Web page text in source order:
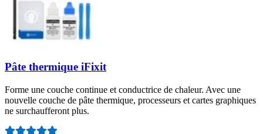
Pâte thermique iFixit
Forme une couche continue et conductrice de chaleur. Avec une
nouvelle couche de pâte thermique, processeurs et cartes graphiques
ne surchaufferont plus.